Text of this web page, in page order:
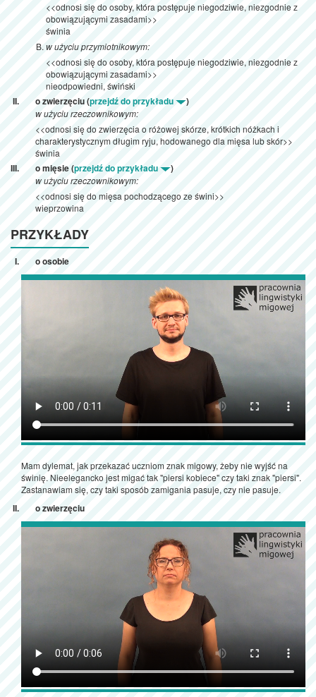
<<odnosi się do osoby, która postępuje niegodziwie, niezgodnie z
obowiązującymi zasadami>>
świnia
w użyciu przymiotnikowym:
<<odnosi się do osoby, która postępuje niegodziwie, niezgodnie z
obowiązującymi zasadami>>
nieodpowiedni, świński
o zwierzęciu (przejdź do przykładu )
w użyciu rzeczownikowym:
<<odnosi się do zwierzęcia o różowej skórze, krótkich nóżkach i
charakterystycznym długim ryju, hodowanego dla mięsa lub skór>>
świnia
o mięsie (przejdź do przykładu )
w użyciu rzeczownikowym:
<<odnosi się do mięsa pochodzącego ze świni>>
wieprzowina
PRZYKŁADY
o osobie
Mam dylemat, jak przekazać uczniom znak migowy, żeby nie wyjść na
świnię. Nieelegancko jest migać tak "piersi kobiece" czy taki znak "piersi".
Zastanawiam się, czy taki sposób zamigania pasuje, czy nie pasuje.
o zwierzęciu